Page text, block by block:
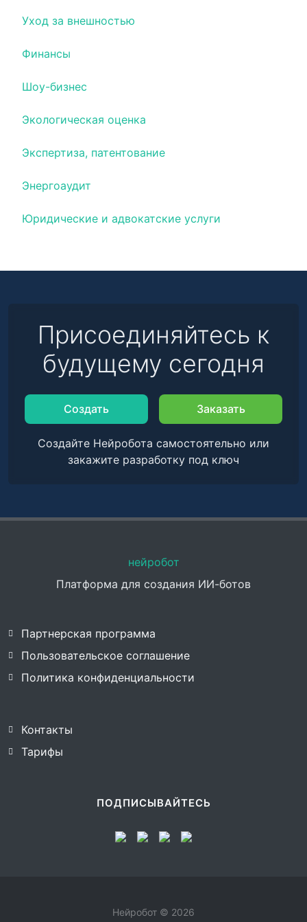
Уход за внешностью
Финансы
Шоу-бизнес
Экологическая оценка
Экспертиза, патентование
Энергоаудит
Юридические и адвокатские услуги
Присоединяйтесь к
будущему сегодня
Создать Заказать
Создайте Нейробота самостоятельно или
закажите разработку под ключ
нейробот
Платформа для создания ИИ-ботов
Партнерская программа
Пользовательское соглашение
Политика конфиденциальности
Контакты
Тарифы
ПОДПИСЫВАЙТЕСЬ
Нейробот © 2026